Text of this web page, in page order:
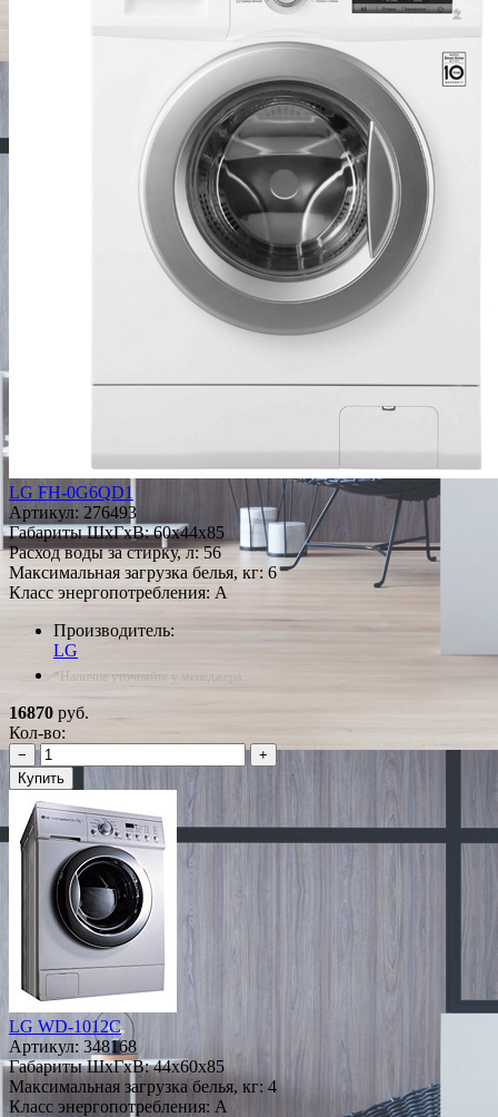
LG FH-0G6QD1
Артикул: 276493
Габариты ШxГxВ: 60x44x85
Расход воды за стирку, л: 56
Максимальная загрузка белья, кг: 6
Класс энергопотребления: A
Производитель:
LG
*Наличие уточняйте у менеджера
16870 руб.
Кол-во:
−
+
Купить
LG WD-1012C
Артикул: 348168
Габариты ШxГxВ: 44x60x85
Максимальная загрузка белья, кг: 4
Класс энергопотребления: A